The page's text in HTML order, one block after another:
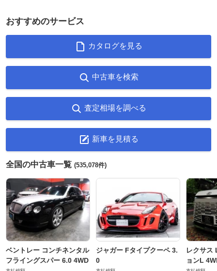
おすすめのサービス
カタログを見る
中古車を検索
査定相場を調べる
新車を見積る
全国の中古車一覧 (535,078件)
ベントレー コンチネンタル
フライングスパー 6.0 4WD
ジャガー Fタイプクーペ 3.
0
レクサス
ョンL